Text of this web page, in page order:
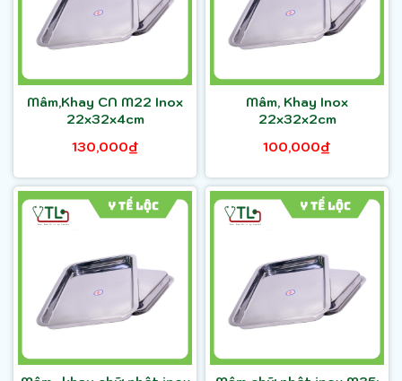
Mâm,Khay CN M22 Inox
22x32x4cm
130,000₫
Mâm, Khay Inox
22x32x2cm
100,000₫